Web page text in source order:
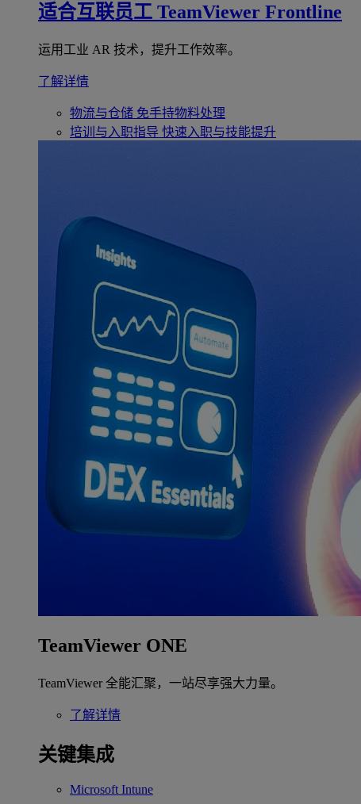
适合互联员工 TeamViewer Frontline
运用工业 AR 技术，提升工作效率。
了解详情
物流与仓储 免手持物料处理
培训与入职指导 快速入职与技能提升
TeamViewer ONE
TeamViewer 全能汇聚，一站尽享强大力量。
了解详情
关键集成
Microsoft Intune